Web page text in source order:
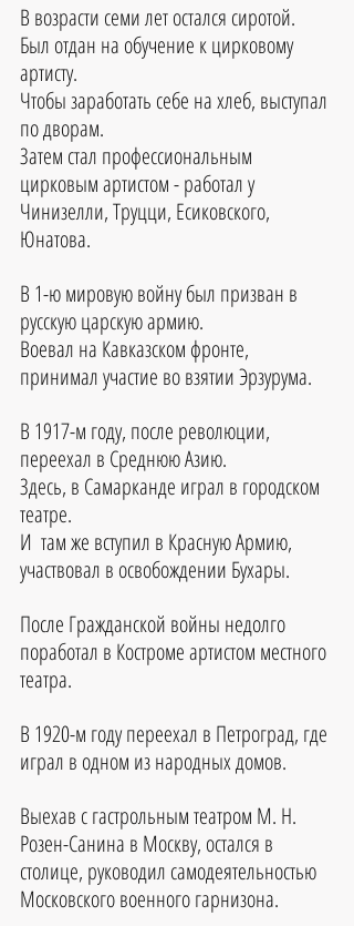
В возрасти семи лет остался сиротой.
Был отдан на обучение к цирковому
артисту.
Чтобы заработать себе на хлеб, выступал
по дворам.
Затем стал профессиональным
цирковым артистом - работал у
Чинизелли, Труцци, Есиковского,
Юнатова.
В 1-ю мировую войну был призван в
русскую царскую армию.
Воевал на Кавказском фронте,
принимал участие во взятии Эрзурума.
В 1917-м году, после революции,
переехал в Среднюю Азию.
Здесь, в Самарканде играл в городском
театре.
И  там же вступил в Красную Армию,
участвовал в освобождении Бухары.
После Гражданской войны недолго
поработал в Костроме артистом местного
театра.
В 1920-м году переехал в Петроград, где
играл в одном из народных домов.
Выехав с гастрольным театром М. Н.
Розен-Санина в Москву, остался в
столице, руководил самодеятельностью
Московского военного гарнизона.